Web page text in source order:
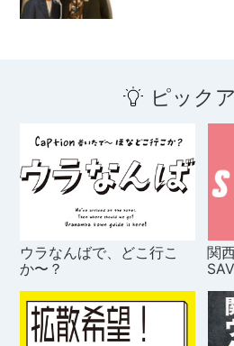
ピック
ウラなんばで、どこ行こ
か〜？
関